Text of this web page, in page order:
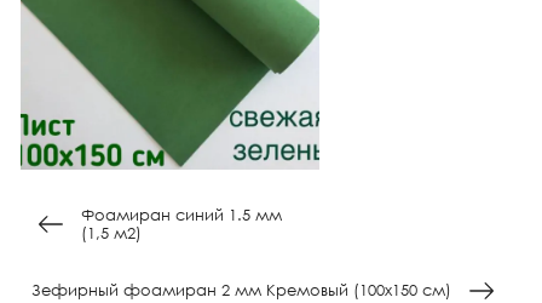
Фоамиран синий 1.5 мм
(1,5 м2)
Зефирный фоамиран 2 мм Кремовый (100х150 см)